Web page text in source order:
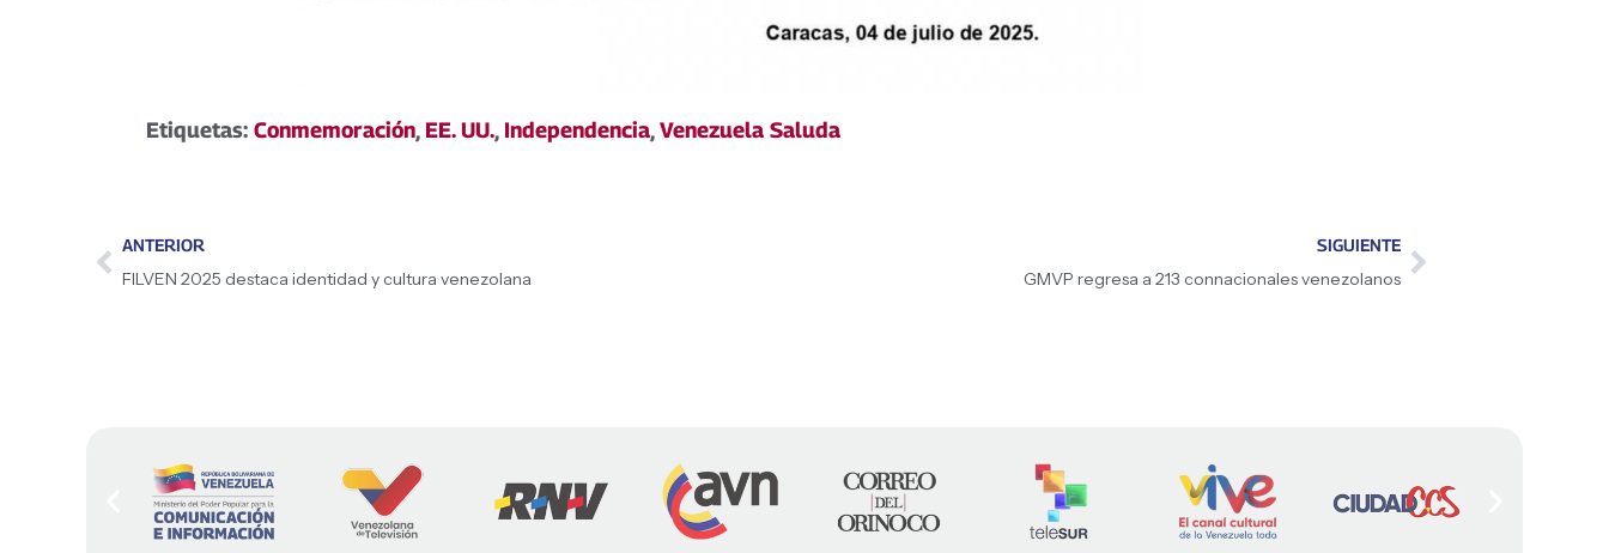
Etiquetas: Conmemoración, EE. UU., Independencia,Venezuela Saluda
ANTERIOR
FILVEN 2025 destaca identidad y cultura venezolana
SIGUIENTE
GMVP regresa a 213 connacionales venezolanos